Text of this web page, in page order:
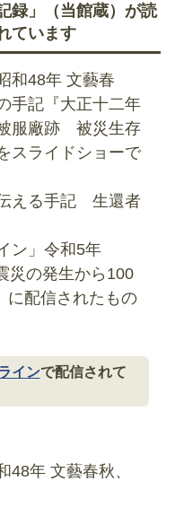
録」（当館蔵）が読
ています
和48年 文藝春
手記『大正十二年
服廠跡 被災生存
スライドショーで
える手記 生還者
ン」令和5年
災の発生から100
に配信されたもの
インで配信されて
48年 文藝春秋、